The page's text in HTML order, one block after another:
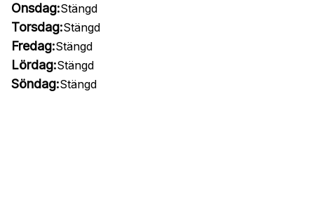
Onsdag:Stängd
Torsdag:Stängd
Fredag:Stängd
Lördag:Stängd
Söndag:Stängd